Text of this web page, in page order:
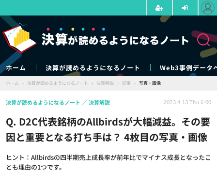
ホーム 決算が読めるようになるノート Web3事例データ
ホーム › 決算が読めるようになるノート › 決算解説 › 記事 › 写真・画像
Q. D2C代表銘柄のAllbirdsが大幅減益。その要
因と重要となる打ち手は？ 4枚目の写真・画像
ヒント：Allbirdsの四半期売上成長率が前年比でマイナス成長となったこ
とも理由の1つです。
決算が読めるようになるノート 決算解説 2023.4.13 Thu 6:00